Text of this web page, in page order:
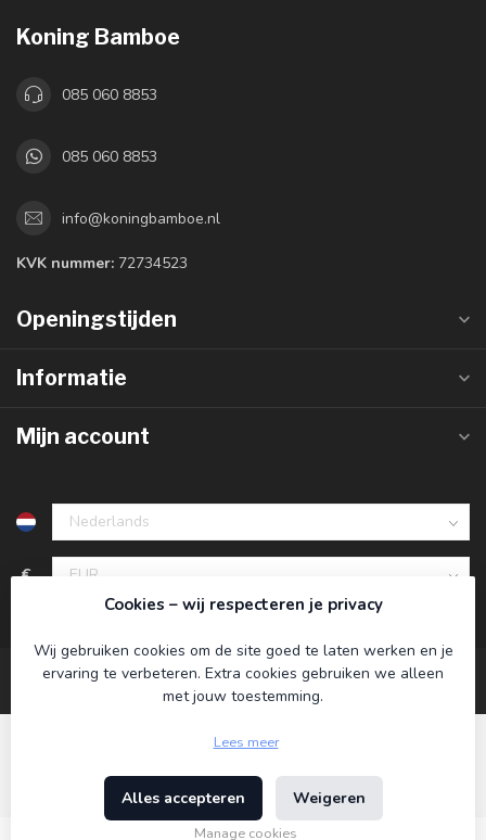
Koning Bamboe
085 060 8853
085 060 8853
info@koningbamboe.nl
KVK nummer: 72734523
Openingstijden
Informatie
Mijn account
€
© Copyright 2026 Koning Bamboe - Powered by
Lightspeed design byDyvelopment
Cookies – wij respecteren je privacy
Wij gebruiken cookies om de site goed te laten werken en je
ervaring te verbeteren. Extra cookies gebruiken we alleen
met jouw toestemming.
Lees meer
Alles accepteren Weigeren
Manage cookies